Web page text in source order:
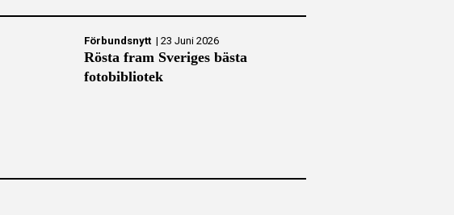
Förbundsnytt | 23 Juni 2026
Rösta fram Sveriges bästa
fotobibliotek